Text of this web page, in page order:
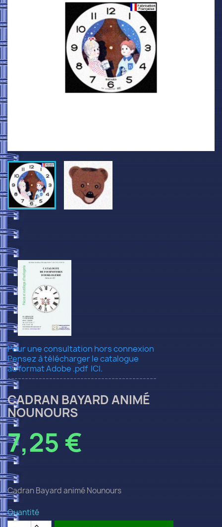
Pour une consultation hors connexion
Pensez à télécharger le catalogue
au format Adobe .pdfICI.
-------------------------------------------
CADRAN BAYARD ANIMÉ
NOUNOURS
7,25 €
Cadran Bayard animé Nounours
Quantité